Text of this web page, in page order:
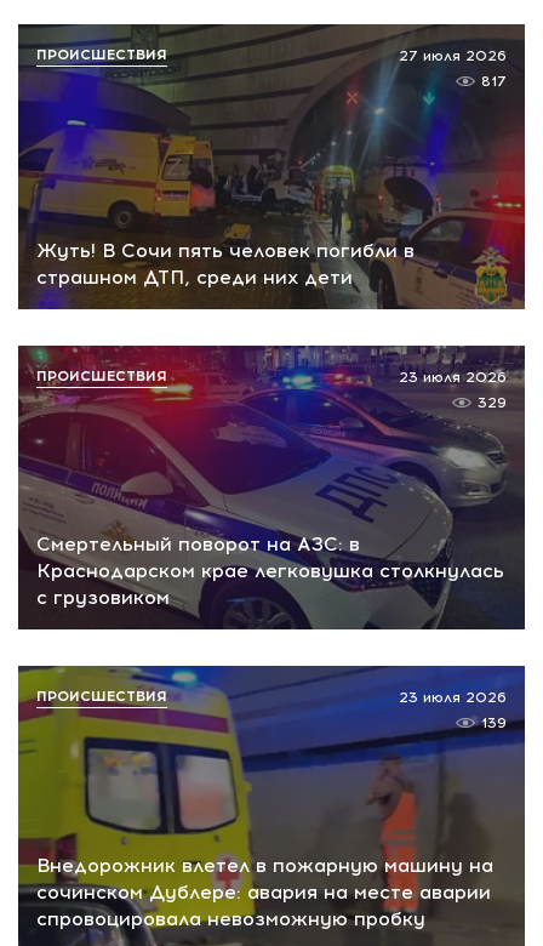
Жуть! В Сочи пять человек погибли в
страшном ДТП, среди них дети
27 июля 2026
817
ПРОИСШЕСТВИЯ
Смертельный поворот на АЗС: в
Краснодарском крае легковушка столкнулась
с грузовиком
23 июля 2026
329
ПРОИСШЕСТВИЯ
Внедорожник влетел в пожарную машину на
сочинском Дублере: авария на месте аварии
спровоцировала невозможную пробку
23 июля 2026
139
ПРОИСШЕСТВИЯ